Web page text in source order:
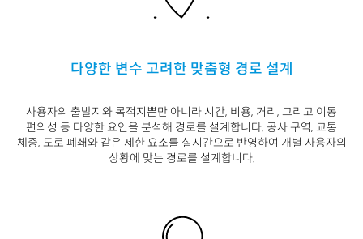
다양한 변수 고려한 맞춤형 경로 설계
사용자의 출발지와목적지뿐만 아니라 시간, 비용, 거리, 그리고 이동
편의성 등 다양한 요인을 분석해 경로를 설계합니다. 공사 구역, 교통
체증, 도로 폐쇄와 같은 제한 요소를 실시간으로 반영하여 개별 사용자의
상황에 맞는 경로를 설계합니다.